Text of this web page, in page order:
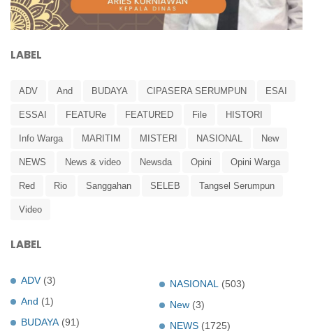
LABEL
ADV And BUDAYA CIPASERA SERUMPUN ESAI
ESSAI FEATURe FEATURED File HISTORI
Info Warga MARITIM MISTERI NASIONAL New
NEWS News & video Newsda Opini Opini Warga
Red Rio Sanggahan SELEB Tangsel Serumpun
Video
LABEL
ADV (3)
And (1)
BUDAYA (91)
NASIONAL
(503)
New (3)
NEWS (1725)